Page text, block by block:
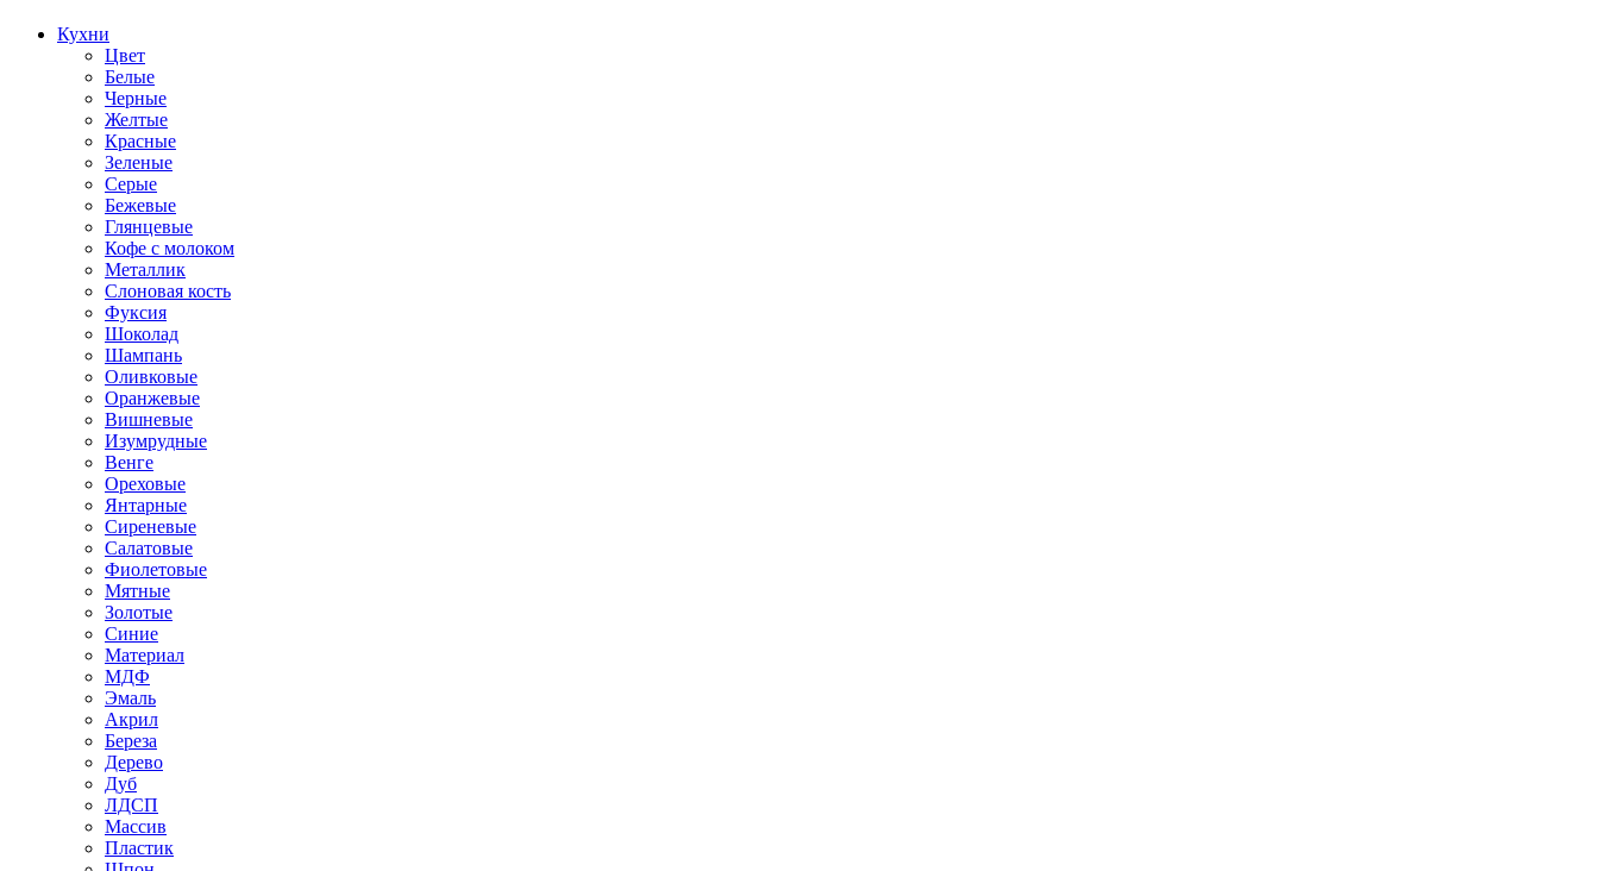
Кухни
Цвет
Белые
Черные
Желтые
Красные
Зеленые
Серые
Бежевые
Глянцевые
Кофе с молоком
Металлик
Слоновая кость
Фуксия
Шоколад
Шампань
Оливковые
Оранжевые
Вишневые
Изумрудные
Венге
Ореховые
Янтарные
Сиреневые
Салатовые
Фиолетовые
Мятные
Золотые
Синие
Материал
МДФ
Эмаль
Акрил
Береза
Дерево
Дуб
ЛДСП
Массив
Пластик